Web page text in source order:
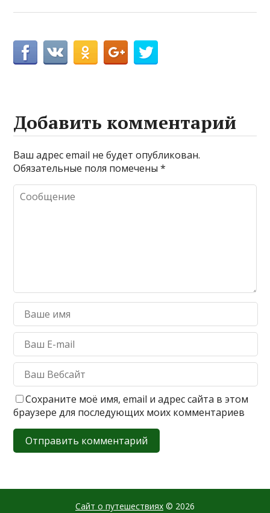
Добавить комментарий
Ваш адрес email не будет опубликован.
Обязательные поля помечены*
Сохраните моё имя, email и адрес сайта в этом
браузере для последующих моих комментариев
Сайт о путешествиях © 2026